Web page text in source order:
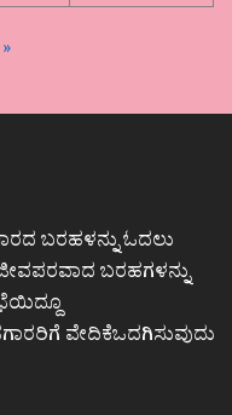
ಬರಹಳನ್ನು ಓದಲು
ಬರಹಗಳನ್ನು
ವೇದಿಕೆಒದಗಿಸುವುದು